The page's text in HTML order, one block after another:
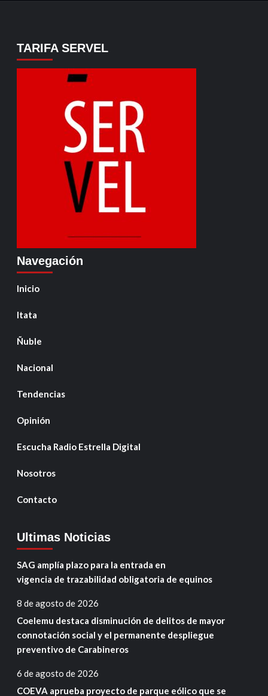
TARIFA SERVEL
Navegación
Inicio
Itata
Ñuble
Nacional
Tendencias
Opinión
Escucha Radio Estrella Digital
Nosotros
Contacto
Ultimas Noticias
SAG amplía plazo para la entrada en
vigencia de trazabilidad obligatoria de equinos
8 de agosto de 2026
Coelemu destaca disminución de delitos de mayor
connotación social y el permanente despliegue
preventivo de Carabineros
6 de agosto de 2026
COEVA aprueba proyecto de parque eólico que se